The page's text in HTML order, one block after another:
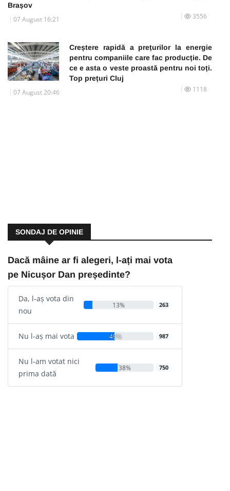
Brașov
07 August 16:21 3556
Creștere rapidă a prețurilor la energie
pentru companiile care fac producție. De
ce e asta o veste proastă pentru noi toți.
Top prețuri Cluj
07 August 20:46 1118
SONDAJ DE OPINIE
Dacă mâine ar fi alegeri, l-ați mai vota
pe Nicușor Dan președinte?
Da, l-aș vota din
nou
13% 263
Nu l-aș mai vota 49% 987
Nu l-am votat nici
prima dată
38% 750